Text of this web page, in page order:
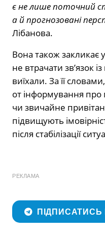
є не лише поточний
а й прогнозовані
Лібанова.
Вона також закликає
не втрачати зв’язок
виїхали. За її
от інформування про
чи звичайне
підвищують
після стабілізації
РЕКЛАМА
ПІДПИСАТИСЬ